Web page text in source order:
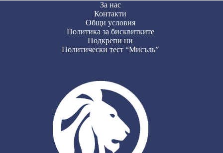
За нас
Контакти
Общи условия
Политика за бисквитките
Подкрепи ни
Политически тест “Мисъль”